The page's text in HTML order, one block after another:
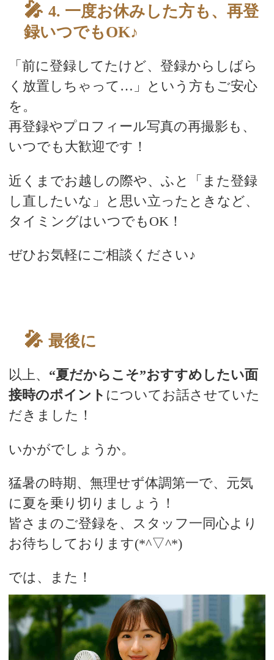
スタッフブログ
4. 一度お休みした方も、再登
録いつでもOK♪
「前に登録してたけど、登録からしばら
く放置しちゃって…」という方もご安心
を。
再登録やプロフィール写真の再撮影も、
いつでも大歓迎です！
近くまでお越しの際や、ふと「また登録
し直したいな」と思い立ったときなど、
タイミングはいつでもOK！
ぜひお気軽にご相談ください♪
最後に
以上、 “夏だからこそ”おすすめしたい面
接時のポイント についてお話させていた
だきました！
いかがでしょうか。
猛暑の時期、無理せず体調第一で、元気
に夏を乗り切りましょう！
皆さまのご登録を、スタッフ一同心より
お待ちしております(*^▽^*)
では、また！